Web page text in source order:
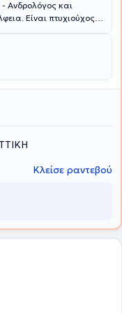
Ανδρολόγος και
Είναι πτυχιούχος
Κλινική του
και ολοκλήρωσε την
του ενδιαφέρον
στην Ενουρολογία και
Κλείσε ραντεβού